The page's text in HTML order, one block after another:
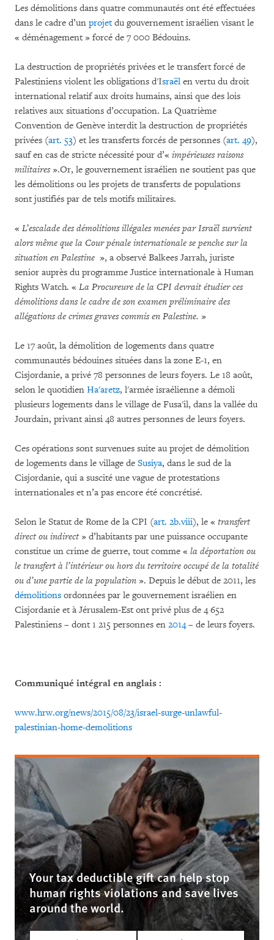
Les démolitions dans quatre communautés ont été effectuées
dans le cadre d’un projetdu gouvernement israélien visant le
« déménagement » forcé de 7 000 Bédouins.
La destruction de propriétés privées et le transfert forcé de
Palestiniens violent les obligations d'Israël en vertu du droit
international relatif aux droits humains, ainsi que des lois
relatives aux situations d’occupation. La Quatrième
Convention de Genève interdit la destruction de propriétés
privées (art. 53) et les transferts forcés de personnes (art. 49),
sauf en cas de stricte nécessité pour d’« impérieuses raisons
militaires».Or, le gouvernement israélien ne soutient pas que
les démolitions ou les projets de transferts de populations
sont justifiés par de tels motifs militaires.
« L’escalade des démolitions illégales menées par Israël survient
alors même que la Cour pénale internationale se penche sur la
situation en Palestine », a observé Balkees Jarrah, juriste
senior auprès du programme Justice internationale à Human
Rights Watch. « La Procureure de la CPI devrait étudier ces
démolitions dans le cadre de son examen préliminaire des
allégations de crimes graves commis en Palestine. »
Le 17 août, la démolition de logements dans quatre
communautés bédouines situées dans la zone E-1, en
Cisjordanie, a privé 78 personnes de leurs foyers. Le 18 août,
selon le quotidien Ha'aretz, l'armée israélienne a démoli
plusieurs logements dans le village de Fusa'il, dans la vallée du
Jourdain, privant ainsi 48 autres personnes de leurs foyers.
Ces opérations sont survenues suite au projet de démolition
de logements dans le village de Susiya, dans le sud de la
Cisjordanie, qui a suscité une vague de protestations
internationales et n’a pas encore été concrétisé.
Selon le Statut de Rome de la CPI (art. 2b.viii), le « transfert
direct ou indirect » d’habitants par une puissance occupante
constitue un crime de guerre, tout comme « la déportation ou
le transfert à l’intérieur ou hors du territoire occupé de la totalité
ou d’une partie de la population ». Depuis le début de 2011, les
démolitions ordonnées par le gouvernement israélien en
Cisjordanie et à Jérusalem-Est ont privé plus de 4 652
Palestiniens – dont 1 215 personnes en 2014– de leurs foyers.
Communiqué intégral en anglais :
www.hrw.org/news/2015/08/23/israel-surge-unlawful-
palestinian-home-demolitions
Your tax deductible gift can help stop
human rights violations and save lives
around the world.